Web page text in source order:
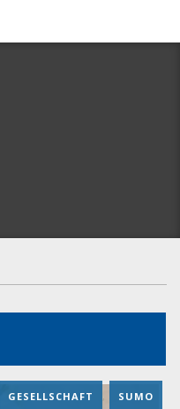
GESELLSCHAFT , SUMO